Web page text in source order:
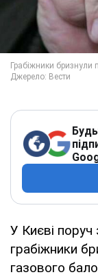
У Києві
грабіжники
газового